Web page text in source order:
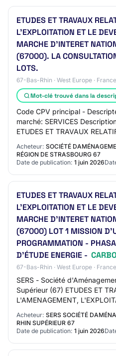
ETUDES ET TRAVAUX
L’EXPLOITATION ET LE
MARCHE D’INTERET
(67000). LA
LOTS.
67-Bas-Rhin · West Europe · France
Mot-clé trouvé dans la
Code CPV principal -
marché: SERVICES
ETUDES ET TRAVAUX
L'EXPLOITATION ET LE
D'INTE…
Acheteur: SOCIÉTÉ
RÉGION DE STRASBOURG 67
Date de publication: 1 juin 2026
ETUDES ET TRAVAUX
L'EXPLOITATION ET LE
MARCHE D'INTERET
(67000) LOT 1 MISSION
PROGRAMMATION -
D'ÉTUDE ENERGIE -
67-Bas-Rhin · West Europe · France
SERS - Société
Supérieur (67) ETUDES ET
L'AMENAGEMENT,
DEVELOPPEMENT DU
DE STRASBOURG (67000) L…
Acheteur: SERS SOCIÉTÉ
RHIN SUPÉRIEUR 67
Date de publication: 1 juin 2026